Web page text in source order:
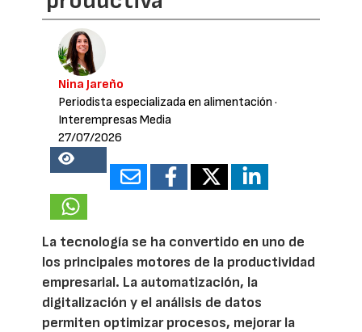
Nina Jareño
Periodista especializada en alimentación ·
Interempresas Media
27/07/2026
14298
La tecnología se ha convertido en uno de
los principales motores de la productividad
empresarial. La automatización, la
digitalización y el análisis de datos
permiten optimizar procesos, mejorar la